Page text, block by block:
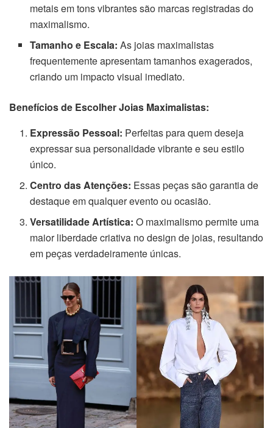
metais em tons vibrantes são marcas registradas do
maximalismo.
Tamanho e Escala: As joias maximalistas
frequentemente apresentam tamanhos exagerados,
criando um impacto visual imediato.
Benefícios de Escolher Joias Maximalistas:
Expressão Pessoal: Perfeitas para quem deseja
expressar sua personalidade vibrante e seu estilo
único.
Centro das Atenções: Essas peças são garantia de
destaque em qualquer evento ou ocasião.
Versatilidade Artística: O maximalismo permite uma
maior liberdade criativa no design de joias, resultando
em peças verdadeiramente únicas.